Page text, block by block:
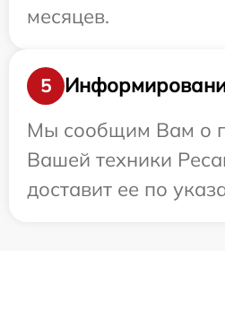
месяцев.
5
Мы сообщим Вам о
Вашей техники
доставит ее по